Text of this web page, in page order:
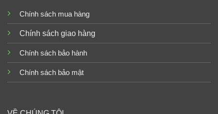
Chính sách mua hàng
Chính sách giao hàng
Chính sách bảo hành
Chính sách bảo mật